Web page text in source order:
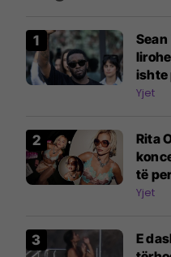
ishte
Yjet
Rita
të
Yjet
E